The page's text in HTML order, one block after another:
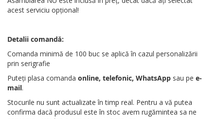
acest serviciu opțional!
Detalii comandă:
Comanda minimă de 100 buc se aplică în cazul personalizării
prin serigrafie
Puteți plasa comanda online, telefonic, WhatsApp sau pe e-
mail.
Stocurile nu sunt actualizate în timp real. Pentru a vă putea
confirma dacă produsul este în stoc avem rugămintea sa ne